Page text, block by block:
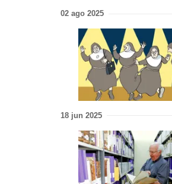
02 ago 2025
18 jun 2025